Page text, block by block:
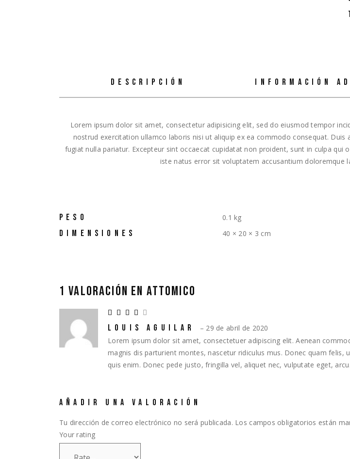
DESCRIPCIÓN INFORMACIÓN
Lorem ipsum dolor sit amet, consectetur adipisicing elit, sed do eiusmod tempor
nostrud exercitation ullamco laboris nisi ut aliquip ex ea commodo consequat.
fugiat nulla pariatur. Excepteur sint occaecat cupidatat non proident, sunt in culpa
iste natus error sit voluptatem accusantium doloremque
PESO 0.1 kg
DIMENSIONES 40 × 20 × 3 cm
1 VALORACIÓN EN ATTOMICO
LOUIS AGUILAR – 29 de abril de 2020
Lorem ipsum dolor sit amet, consectetuer adipiscing elit. Aenean
magnis dis parturient montes, nascetur ridiculus mus. Donec quam
quis enim. Donec pede justo, fringilla vel, aliquet nec, vulputate eget, arcu.
AÑADIR UNA VALORACIÓN
Tu dirección de correo electrónico no será publicada. Los campos obligatorios están
Your rating